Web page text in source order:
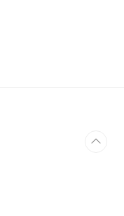
순서0. 이 글의 요약1.
운 운동4. 결론5. 도움